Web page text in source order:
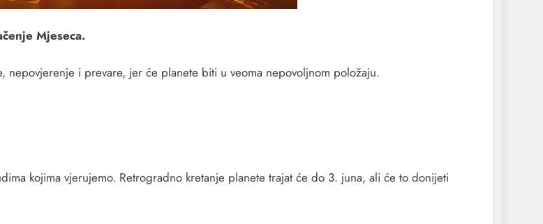
Mjeseca.
i prevare, jer će planete biti u veoma nepovoljnom položaju.
kojima vjerujemo. Retrogradno kretanje planete trajat će do 3. juna, ali će to donijeti